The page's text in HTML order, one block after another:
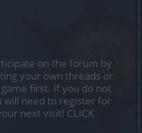
on the forum by
your own threads or
first. If you do not
will need to register for
next visit! CLICK